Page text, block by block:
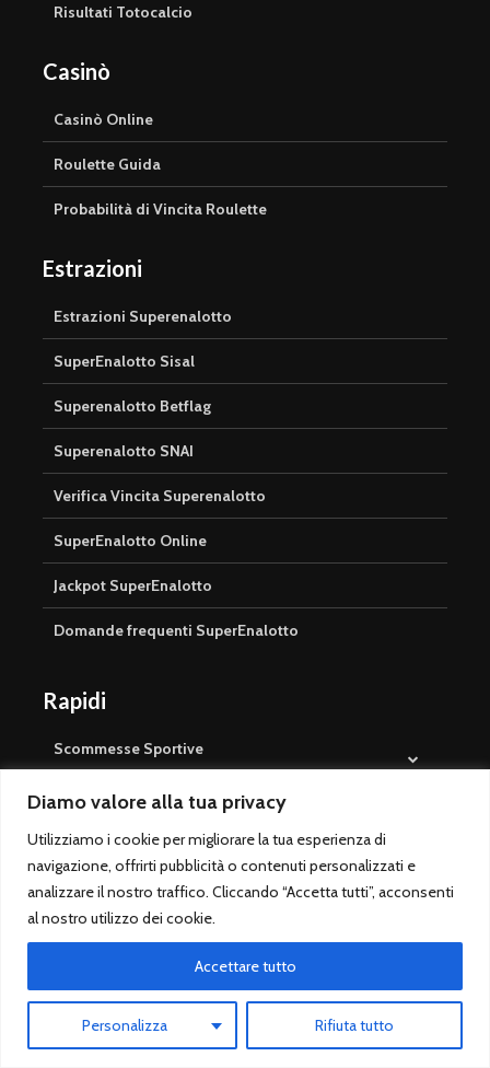
Diamo valore alla tua privacy
Utilizziamo i cookie per migliorare la tua esperienza di
navigazione, offrirti pubblicità o contenuti personalizzati e
analizzare il nostro traffico. Cliccando “Accetta tutti”, acconsenti
al nostro utilizzo dei cookie.
Personalizza Rifiuta tutto
Accettare tutto
Risultati Totocalcio
Casinò
Casinò Online
Roulette Guida
Probabilità di Vincita Roulette
Estrazioni
Estrazioni Superenalotto
SuperEnalotto Sisal
Superenalotto Betflag
Superenalotto SNAI
Verifica Vincita Superenalotto
SuperEnalotto Online
Jackpot SuperEnalotto
Domande frequenti SuperEnalotto
Rapidi
Scommesse Sportive
Champions League
Migliori pronostici calcio
Pronostico PREMIUM
Libro Quote Scommesse Calcio
Surebet